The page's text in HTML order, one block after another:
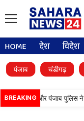
HOME देश विदेश
पंजाब चंडीगढ़
BREAKING
BSF और पंजाब पुलिस ने